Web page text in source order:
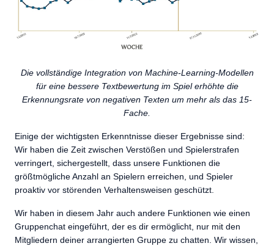
Die vollständige Integration von Machine-Learning-Modellen
für eine bessere Textbewertung im Spiel erhöhte die
Erkennungsrate von negativen Texten um mehr als das 15-
Fache.
Einige der wichtigsten Erkenntnisse dieser Ergebnisse sind:
Wir haben die Zeit zwischen Verstößen und Spielerstrafen
verringert, sichergestellt, dass unsere Funktionen die
größtmögliche Anzahl an Spielern erreichen, und Spieler
proaktiv vor störenden Verhaltensweisen geschützt.
Wir haben in diesem Jahr auch andere Funktionen wie einen
Gruppenchat eingeführt, der es dir ermöglicht, nur mit den
Mitgliedern deiner arrangierten Gruppe zu chatten. Wir wissen,